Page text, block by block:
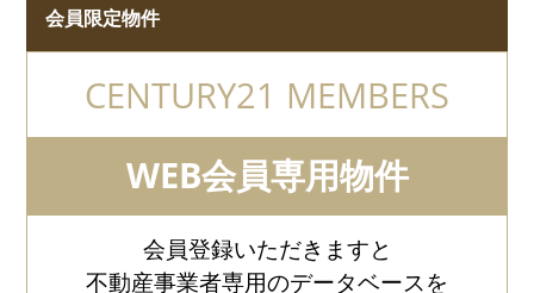
会員限定物件
CENTURY21 MEMBERS
WEB会員専用物件
会員登録いただきますと
不動産事業者専用のデータベースを